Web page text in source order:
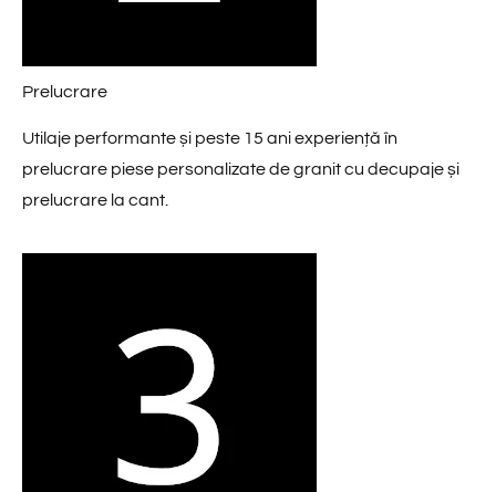
Prelucrare
Utilaje performante și peste 15 ani experiență în
prelucrare piese personalizate de granit cu decupaje și
prelucrare la cant.